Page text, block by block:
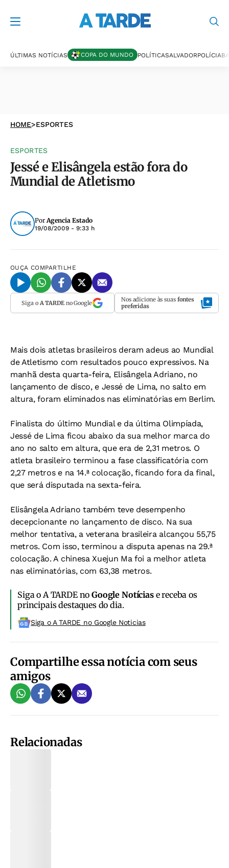
ÚLTIMAS NOTÍCIAS COPA DO MUNDO POLÍTICASALVADORPOLÍCIA
HOME>ESPORTES
ESPORTES
Jessé e Elisângela estão fora do
Mundial de Atletismo
PorAgencia Estado
19/08/2009 - 9:33 h
OUÇA COMPARTILHE
Siga o A TARDEno Google Nos adicione às suas fontes
preferidas
Mais dois atletas brasileiros deram adeus ao Mundial
de Atletismo com resultados pouco expressivos. Na
manhã desta quarta-feira, Elisângela Adriano, no
lançamento de disco, e Jessé de Lima, no salto em
altura, foram eliminados nas eliminatórias em Berlim.
Finalista do último Mundial e da última Olimpíada,
Jessé de Lima ficou abaixo da sua melhor marca do
ano no salto em altura, que era de 2,31 metros. O
atleta brasileiro terminou a fase classificatória com
2,27 metros e na 14.ª colocação, ficando fora da final,
que será disputada na sexta-feira.
Elisângela Adriano também teve desempenho
decepcionante no lançamento de disco. Na sua
melhor tentativa, a veterana brasileira alcançou 55,75
metros. Com isso, terminou a disputa apenas na 29.ª
colocação. A chinesa Xuejun Ma foi a melhor atleta
nas eliminatórias, com 63,38 metros.
Siga o A TARDE noGoogle Notíciase receba os
principais destaques do dia.
Siga o A TARDE no Google Noticias
Compartilhe essa notícia com seus
amigos
Relacionadas